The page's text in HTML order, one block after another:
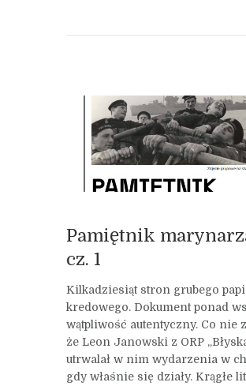
Pamiętnik
cz. 1
Kilkadziesiąt stron grubego
kredowego. Dokument ponad
wątpliwość autentyczny. Co nie
że Leon Janowski z ORP
utrwalał w nim wydarzenia w
gdy właśnie się działy. Krągłe